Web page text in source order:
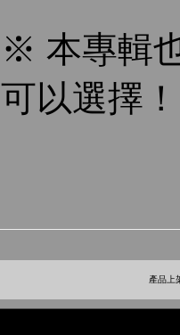
※ 本專輯
可以選擇！
產品上